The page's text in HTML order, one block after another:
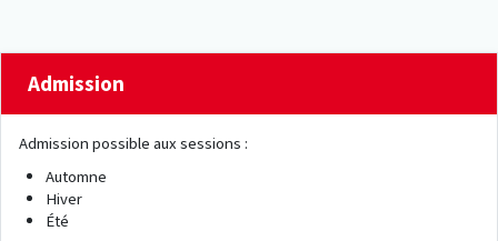
Admission
Admission possible aux sessions :
Automne
Hiver
Été